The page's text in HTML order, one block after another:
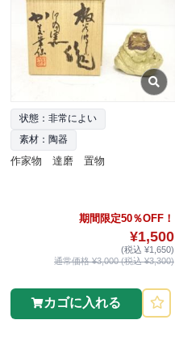
状態：非常によい
素材：陶器
作家物 達磨 置物
期間限定50％OFF！
¥1,500
(税込 ¥1,650)
通常価格 ¥3,000 (税込 ¥3,300)
カゴに入れる